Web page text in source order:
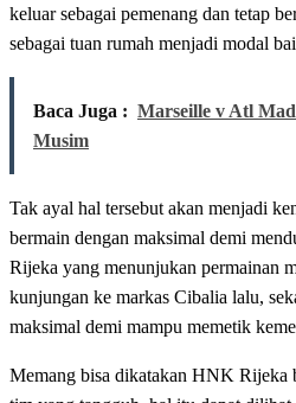
keluar sebagai pemenang dan tetap
sebagai tuan rumah menjadi modal
Baca Juga : Marseille v Atl
Musim
Tak ayal hal tersebut akan menjadi
bermain dengan maksimal demi
Rijeka yang menunjukan permainan
kunjungan ke markas Cibalia lalu,
maksimal demi mampu memetik
Memang bisa dikatakan HNK Rijeka